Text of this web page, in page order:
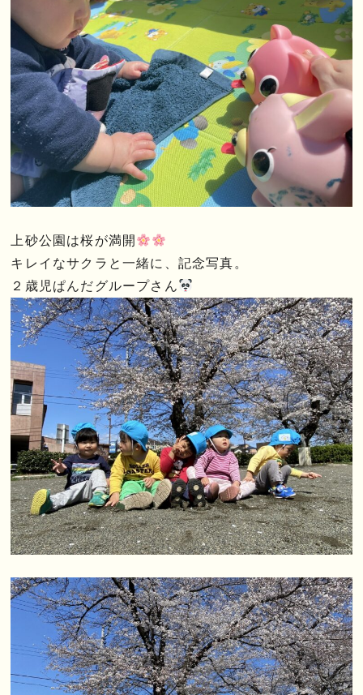
上砂公園は桜が満開
キレイなサクラと一緒に、記念写真。
２歳児ぱんだグループさん